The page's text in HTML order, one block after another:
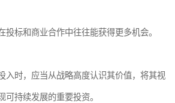
投标和商业合作中往往能获得更多机会。
入时，应当从战略高度认识其价值，将其视
可持续发展的重要投资。